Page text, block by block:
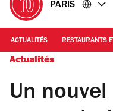
PARIS
ACTUALITÉS RESTAURANTS
Actualités
Un